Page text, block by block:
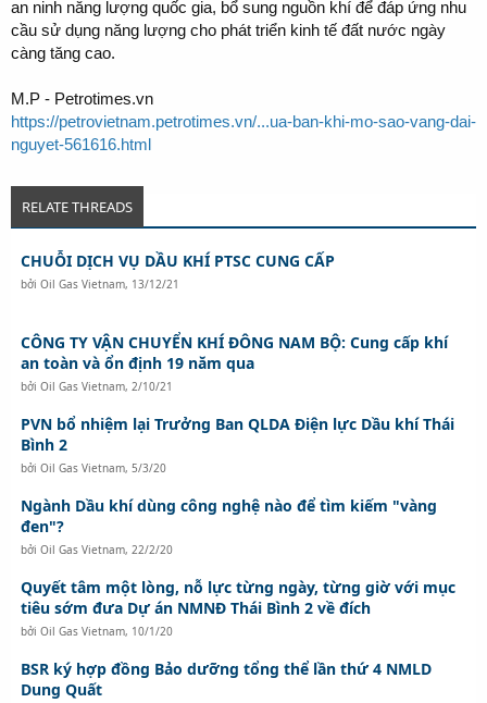
an ninh năng lượng quốc gia, bổ sung nguồn khí để đáp ứng nhu
cầu sử dụng năng lượng cho phát triển kinh tế đất nước ngày
càng tăng cao.
M.P - Petrotimes.vn
https://petrovietnam.petrotimes.vn/...ua-ban-khi-mo-sao-vang-dai-
nguyet-561616.html
RELATE THREADS
CHUỖI DỊCH VỤ DẦU KHÍ PTSC CUNG CẤP
bởi Oil Gas Vietnam, 13/12/21
CÔNG TY VẬN CHUYỂN KHÍ ĐÔNG NAM BỘ: Cung cấp khí
an toàn và ổn định 19 năm qua
bởi Oil Gas Vietnam, 2/10/21
PVN bổ nhiệm lại Trưởng Ban QLDA Điện lực Dầu khí Thái
Bình 2
bởi Oil Gas Vietnam, 5/3/20
Ngành Dầu khí dùng công nghệ nào để tìm kiếm "vàng
đen"?
bởi Oil Gas Vietnam, 22/2/20
Quyết tâm một lòng, nỗ lực từng ngày, từng giờ với mục
tiêu sớm đưa Dự án NMNĐ Thái Bình 2 về đích
bởi Oil Gas Vietnam, 10/1/20
BSR ký hợp đồng Bảo dưỡng tổng thể lần thứ 4 NMLD
Dung Quất